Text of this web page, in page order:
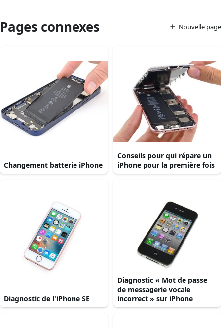
Pages connexes Nouvelle page
Changement batterie iPhone
Conseils pour qui répare un
iPhone pour la première fois
Diagnostic de l'iPhone SE
Diagnostic « Mot de passe
de messagerie vocale
incorrect » sur iPhone